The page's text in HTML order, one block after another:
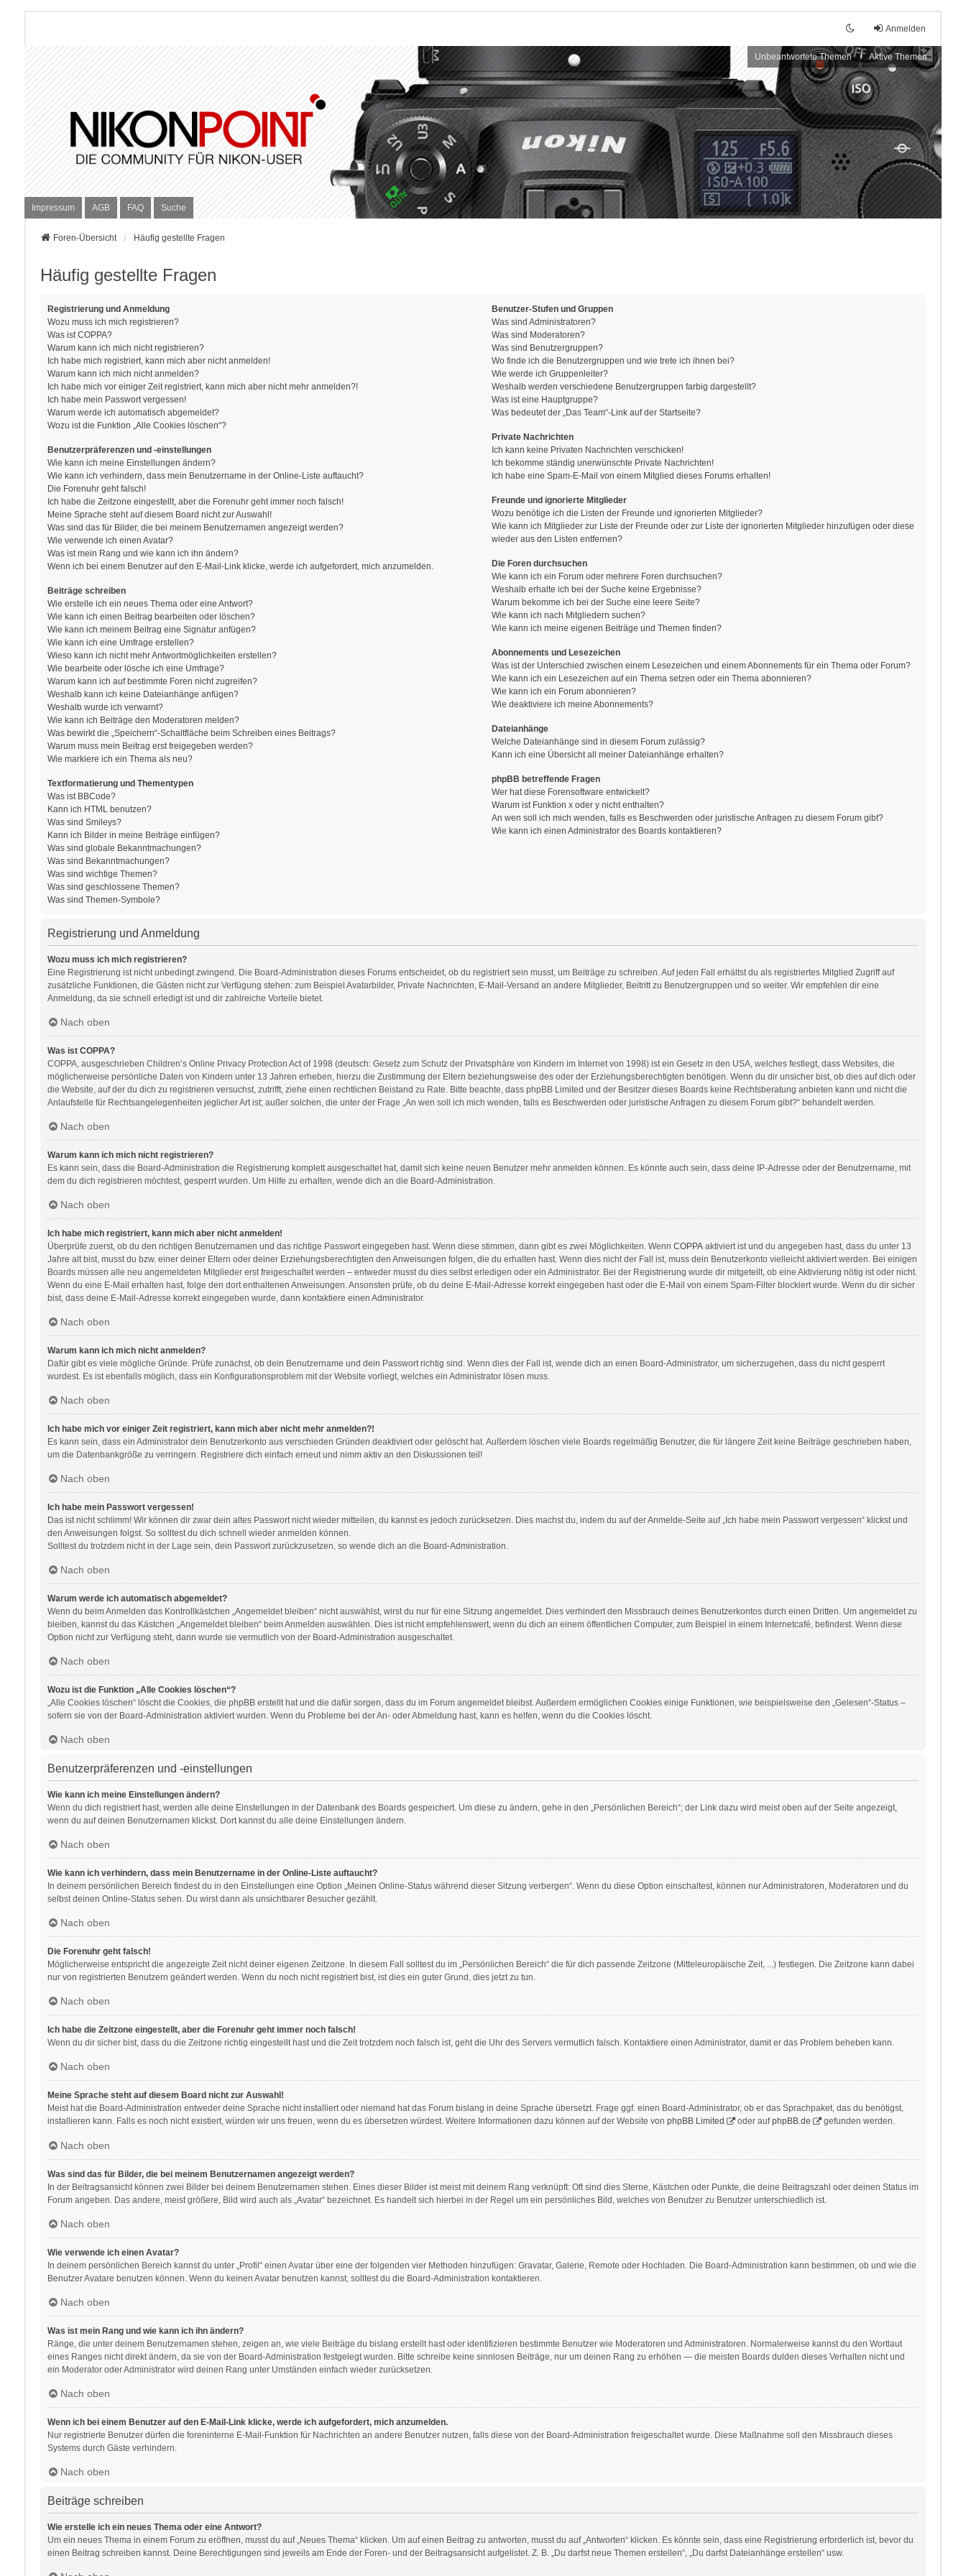
Anmelden
Unbeantwortete Themen Aktive Themen
Impressum AGB FAQ Suche
Foren-Übersicht Häufig gestellte Fragen
Häufig gestellte Fragen
Registrierung und Anmeldung
Wozu muss ich mich registrieren?
Was ist COPPA?
Warum kann ich mich nicht registrieren?
Ich habe mich registriert, kann mich aber nicht anmelden!
Warum kann ich mich nicht anmelden?
Ich habe mich vor einiger Zeit registriert, kann mich aber nicht mehr anmelden?!
Ich habe mein Passwort vergessen!
Warum werde ich automatisch abgemeldet?
Wozu ist die Funktion „Alle Cookies löschen“?
Benutzerpräferenzen und -einstellungen
Wie kann ich meine Einstellungen ändern?
Wie kann ich verhindern, dass mein Benutzername in der Online-Liste auftaucht?
Die Forenuhr geht falsch!
Ich habe die Zeitzone eingestellt, aber die Forenuhr geht immer noch falsch!
Meine Sprache steht auf diesem Board nicht zur Auswahl!
Was sind das für Bilder, die bei meinem Benutzernamen angezeigt werden?
Wie verwende ich einen Avatar?
Was ist mein Rang und wie kann ich ihn ändern?
Wenn ich bei einem Benutzer auf den E-Mail-Link klicke, werde ich aufgefordert, mich anzumelden.
Beiträge schreiben
Wie erstelle ich ein neues Thema oder eine Antwort?
Wie kann ich einen Beitrag bearbeiten oder löschen?
Wie kann ich meinem Beitrag eine Signatur anfügen?
Wie kann ich eine Umfrage erstellen?
Wieso kann ich nicht mehr Antwortmöglichkeiten erstellen?
Wie bearbeite oder lösche ich eine Umfrage?
Warum kann ich auf bestimmte Foren nicht zugreifen?
Weshalb kann ich keine Dateianhänge anfügen?
Weshalb wurde ich verwarnt?
Wie kann ich Beiträge den Moderatoren melden?
Was bewirkt die „Speichern“-Schaltfläche beim Schreiben eines Beitrags?
Warum muss mein Beitrag erst freigegeben werden?
Wie markiere ich ein Thema als neu?
Textformatierung und Thementypen
Was ist BBCode?
Kann ich HTML benutzen?
Was sind Smileys?
Kann ich Bilder in meine Beiträge einfügen?
Was sind globale Bekanntmachungen?
Was sind Bekanntmachungen?
Was sind wichtige Themen?
Was sind geschlossene Themen?
Was sind Themen-Symbole?
Benutzer-Stufen und Gruppen
Was sind Administratoren?
Was sind Moderatoren?
Was sind Benutzergruppen?
Wo finde ich die Benutzergruppen und wie trete ich ihnen bei?
Wie werde ich Gruppenleiter?
Weshalb werden verschiedene Benutzergruppen farbig dargestellt?
Was ist eine Hauptgruppe?
Was bedeutet der „Das Team“-Link auf der Startseite?
Private Nachrichten
Ich kann keine Privaten Nachrichten verschicken!
Ich bekomme ständig unerwünschte Private Nachrichten!
Ich habe eine Spam-E-Mail von einem Mitglied dieses Forums erhalten!
Freunde und ignorierte Mitglieder
Wozu benötige ich die Listen der Freunde und ignorierten Mitglieder?
Wie kann ich Mitglieder zur Liste der Freunde oder zur Liste der ignorierten Mitglieder hinzufügen oder diese
wieder aus den Listen entfernen?
Die Foren durchsuchen
Wie kann ich ein Forum oder mehrere Foren durchsuchen?
Weshalb erhalte ich bei der Suche keine Ergebnisse?
Warum bekomme ich bei der Suche eine leere Seite?
Wie kann ich nach Mitgliedern suchen?
Wie kann ich meine eigenen Beiträge und Themen finden?
Abonnements und Lesezeichen
Was ist der Unterschied zwischen einem Lesezeichen und einem Abonnements für ein Thema oder Forum?
Wie kann ich ein Lesezeichen auf ein Thema setzen oder ein Thema abonnieren?
Wie kann ich ein Forum abonnieren?
Wie deaktiviere ich meine Abonnements?
Dateianhänge
Welche Dateianhänge sind in diesem Forum zulässig?
Kann ich eine Übersicht all meiner Dateianhänge erhalten?
phpBB betreffende Fragen
Wer hat diese Forensoftware entwickelt?
Warum ist Funktion x oder y nicht enthalten?
An wen soll ich mich wenden, falls es Beschwerden oder juristische Anfragen zu diesem Forum gibt?
Wie kann ich einen Administrator des Boards kontaktieren?
Registrierung und Anmeldung
Wozu muss ich mich registrieren?
Eine Registrierung ist nicht unbedingt zwingend. Die Board-Administration dieses Forums entscheidet, ob du registriert sein musst, um Beiträge zu schreiben. Auf jeden Fall erhältst du als registriertes Mitglied Zugriff auf
zusätzliche Funktionen, die Gästen nicht zur Verfügung stehen: zum Beispiel Avatarbilder, Private Nachrichten, E-Mail-Versand an andere Mitglieder, Beitritt zu Benutzergruppen und so weiter. Wir empfehlen dir eine
Anmeldung, da sie schnell erledigt ist und dir zahlreiche Vorteile bietet.
Nach oben
Was ist COPPA?
COPPA, ausgeschrieben Children’s Online Privacy Protection Act of 1998 (deutsch: Gesetz zum Schutz der Privatsphäre von Kindern im Internet von 1998) ist ein Gesetz in den USA, welches festlegt, dass Websites, die
möglicherweise persönliche Daten von Kindern unter 13 Jahren erheben, hierzu die Zustimmung der Eltern beziehungsweise des oder der Erziehungsberechtigten benötigen. Wenn du dir unsicher bist, ob dies auf dich oder
die Website, auf der du dich zu registrieren versuchst, zutrifft, ziehe einen rechtlichen Beistand zu Rate. Bitte beachte, dass phpBB Limited und der Besitzer dieses Boards keine Rechtsberatung anbieten kann und nicht die
Anlaufstelle für Rechtsangelegenheiten jeglicher Art ist; außer solchen, die unter der Frage „An wen soll ich mich wenden, falls es Beschwerden oder juristische Anfragen zu diesem Forum gibt?“ behandelt werden.
Nach oben
Warum kann ich mich nicht registrieren?
Es kann sein, dass die Board-Administration die Registrierung komplett ausgeschaltet hat, damit sich keine neuen Benutzer mehr anmelden können. Es könnte auch sein, dass deine IP-Adresse oder der Benutzername, mit
dem du dich registrieren möchtest, gesperrt wurden. Um Hilfe zu erhalten, wende dich an die Board-Administration.
Nach oben
Ich habe mich registriert, kann mich aber nicht anmelden!
Überprüfe zuerst, ob du den richtigen Benutzernamen und das richtige Passwort eingegeben hast. Wenn diese stimmen, dann gibt es zwei Möglichkeiten. Wenn COPPAaktiviert ist und du angegeben hast, dass du unter 13
Jahre alt bist, musst du bzw. einer deiner Eltern oder deiner Erziehungsberechtigten den Anweisungen folgen, die du erhalten hast. Wenn dies nicht der Fall ist, muss dein Benutzerkonto vielleicht aktiviert werden. Bei einigen
Boards müssen alle neu angemeldeten Mitglieder erst freigeschaltet werden – entweder musst du dies selbst erledigen oder ein Administrator. Bei der Registrierung wurde dir mitgeteilt, ob eine Aktivierung nötig ist oder nicht.
Wenn du eine E-Mail erhalten hast, folge den dort enthaltenen Anweisungen. Ansonsten prüfe, ob du deine E-Mail-Adresse korrekt eingegeben hast oder die E-Mail von einem Spam-Filter blockiert wurde. Wenn du dir sicher
bist, dass deine E-Mail-Adresse korrekt eingegeben wurde, dann kontaktiere einen Administrator.
Nach oben
Warum kann ich mich nicht anmelden?
Dafür gibt es viele mögliche Gründe. Prüfe zunächst, ob dein Benutzername und dein Passwort richtig sind. Wenn dies der Fall ist, wende dich an einen Board-Administrator, um sicherzugehen, dass du nicht gesperrt
wurdest. Es ist ebenfalls möglich, dass ein Konfigurationsproblem mit der Website vorliegt, welches ein Administrator lösen muss.
Nach oben
Ich habe mich vor einiger Zeit registriert, kann mich aber nicht mehr anmelden?!
Es kann sein, dass ein Administrator dein Benutzerkonto aus verschieden Gründen deaktiviert oder gelöscht hat. Außerdem löschen viele Boards regelmäßig Benutzer, die für längere Zeit keine Beiträge geschrieben haben,
um die Datenbankgröße zu verringern. Registriere dich einfach erneut und nimm aktiv an den Diskussionen teil!
Nach oben
Ich habe mein Passwort vergessen!
Das ist nicht schlimm! Wir können dir zwar dein altes Passwort nicht wieder mitteilen, du kannst es jedoch zurücksetzen. Dies machst du, indem du auf der Anmelde-Seite auf „Ich habe mein Passwort vergessen“ klickst und
den Anweisungen folgst. So solltest du dich schnell wieder anmelden können.
Solltest du trotzdem nicht in der Lage sein, dein Passwort zurückzusetzen, so wende dich an die Board-Administration.
Nach oben
Warum werde ich automatisch abgemeldet?
Wenn du beim Anmelden das Kontrollkästchen „Angemeldet bleiben“ nicht auswählst, wirst du nur für eine Sitzung angemeldet. Dies verhindert den Missbrauch deines Benutzerkontos durch einen Dritten. Um angemeldet zu
bleiben, kannst du das Kästchen „Angemeldet bleiben“ beim Anmelden auswählen. Dies ist nicht empfehlenswert, wenn du dich an einem öffentlichen Computer, zum Beispiel in einem Internetcafé, befindest. Wenn diese
Option nicht zur Verfügung steht, dann wurde sie vermutlich von der Board-Administration ausgeschaltet.
Nach oben
Wozu ist die Funktion „Alle Cookies löschen“?
„Alle Cookies löschen“ löscht die Cookies, die phpBB erstellt hat und die dafür sorgen, dass du im Forum angemeldet bleibst. Außerdem ermöglichen Cookies einige Funktionen, wie beispielsweise den „Gelesen“-Status –
sofern sie von der Board-Administration aktiviert wurden. Wenn du Probleme bei der An- oder Abmeldung hast, kann es helfen, wenn du die Cookies löscht.
Nach oben
Benutzerpräferenzen und -einstellungen
Wie kann ich meine Einstellungen ändern?
Wenn du dich registriert hast, werden alle deine Einstellungen in der Datenbank des Boards gespeichert. Um diese zu ändern, gehe in den „Persönlichen Bereich“; der Link dazu wird meist oben auf der Seite angezeigt,
wenn du auf deinen Benutzernamen klickst. Dort kannst du alle deine Einstellungen ändern.
Nach oben
Wie kann ich verhindern, dass mein Benutzername in der Online-Liste auftaucht?
In deinem persönlichen Bereich findest du in den Einstellungen eine Option „Meinen Online-Status während dieser Sitzung verbergen“. Wenn du diese Option einschaltest, können nur Administratoren, Moderatoren und du
selbst deinen Online-Status sehen. Du wirst dann als unsichtbarer Besucher gezählt.
Nach oben
Die Forenuhr geht falsch!
Möglicherweise entspricht die angezeigte Zeit nicht deiner eigenen Zeitzone. In diesem Fall solltest du im „Persönlichen Bereich“ die für dich passende Zeitzone (Mitteleuropäische Zeit, ...) festlegen. Die Zeitzone kann dabei
nur von registrierten Benutzern geändert werden. Wenn du noch nicht registriert bist, ist dies ein guter Grund, dies jetzt zu tun.
Nach oben
Ich habe die Zeitzone eingestellt, aber die Forenuhr geht immer noch falsch!
Wenn du dir sicher bist, dass du die Zeitzone richtig eingestellt hast und die Zeit trotzdem noch falsch ist, geht die Uhr des Servers vermutlich falsch. Kontaktiere einen Administrator, damit er das Problem beheben kann.
Nach oben
Meine Sprache steht auf diesem Board nicht zur Auswahl!
Meist hat die Board-Administration entweder deine Sprache nicht installiert oder niemand hat das Forum bislang in deine Sprache übersetzt. Frage ggf. einen Board-Administrator, ob er das Sprachpaket, das du benötigst,
installieren kann. Falls es noch nicht existiert, würden wir uns freuen, wenn du es übersetzen würdest. Weitere Informationen dazu können auf der Website von phpBB Limited oder aufphpBB.de gefunden werden.
Nach oben
Was sind das für Bilder, die bei meinem Benutzernamen angezeigt werden?
In der Beitragsansicht können zwei Bilder bei deinem Benutzernamen stehen. Eines dieser Bilder ist meist mit deinem Rang verknüpft: Oft sind dies Sterne, Kästchen oder Punkte, die deine Beitragszahl oder deinen Status im
Forum angeben. Das andere, meist größere, Bild wird auch als „Avatar“ bezeichnet. Es handelt sich hierbei in der Regel um ein persönliches Bild, welches von Benutzer zu Benutzer unterschiedlich ist.
Nach oben
Wie verwende ich einen Avatar?
In deinem persönlichen Bereich kannst du unter „Profil“ einen Avatar über eine der folgenden vier Methoden hinzufügen: Gravatar, Galerie, Remote oder Hochladen. Die Board-Administration kann bestimmen, ob und wie die
Benutzer Avatare benutzen können. Wenn du keinen Avatar benutzen kannst, solltest du die Board-Administration kontaktieren.
Nach oben
Was ist mein Rang und wie kann ich ihn ändern?
Ränge, die unter deinem Benutzernamen stehen, zeigen an, wie viele Beiträge du bislang erstellt hast oder identifizieren bestimmte Benutzer wie Moderatoren und Administratoren. Normalerweise kannst du den Wortlaut
eines Ranges nicht direkt ändern, da sie von der Board-Administration festgelegt wurden. Bitte schreibe keine sinnlosen Beiträge, nur um deinen Rang zu erhöhen — die meisten Boards dulden dieses Verhalten nicht und
ein Moderator oder Administrator wird deinen Rang unter Umständen einfach wieder zurücksetzen.
Nach oben
Wenn ich bei einem Benutzer auf den E-Mail-Link klicke, werde ich aufgefordert, mich anzumelden.
Nur registrierte Benutzer dürfen die foreninterne E-Mail-Funktion für Nachrichten an andere Benutzer nutzen, falls diese von der Board-Administration freigeschaltet wurde. Diese Maßnahme soll den Missbrauch dieses
Systems durch Gäste verhindern.
Nach oben
Beiträge schreiben
Wie erstelle ich ein neues Thema oder eine Antwort?
Um ein neues Thema in einem Forum zu eröffnen, musst du auf „Neues Thema“ klicken. Um auf einen Beitrag zu antworten, musst du auf „Antworten“ klicken. Es könnte sein, dass eine Registrierung erforderlich ist, bevor du
einen Beitrag schreiben kannst. Deine Berechtigungen sind jeweils am Ende der Foren- und der Beitragsansicht aufgelistet. Z. B. „Du darfst neue Themen erstellen“, „Du darfst Dateianhänge erstellen“ usw.